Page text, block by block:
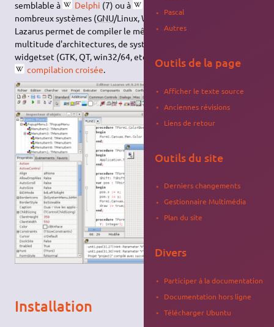
semblable à
Delphi (7) ou à
nombreux systèmes (GNU/Linux, Windows, Mac
Lazarus permet de compiler le même code source pour une
multitude d'architectures, de systèmes d'exploitation et de
widgetset (GTK, QT, win32/64, etc.), et peut effectuer une
compilation croisée.
Installation
Pascal
Autres
Outils de la page
Afficher le texte source
Anciennes révisions
Liens de retour
Outils du site
Derniers changements
Gestionnaire Multimédia
Plan du site
Divers
Participer à la documentation
Documentation hors ligne
Télécharger Ubuntu